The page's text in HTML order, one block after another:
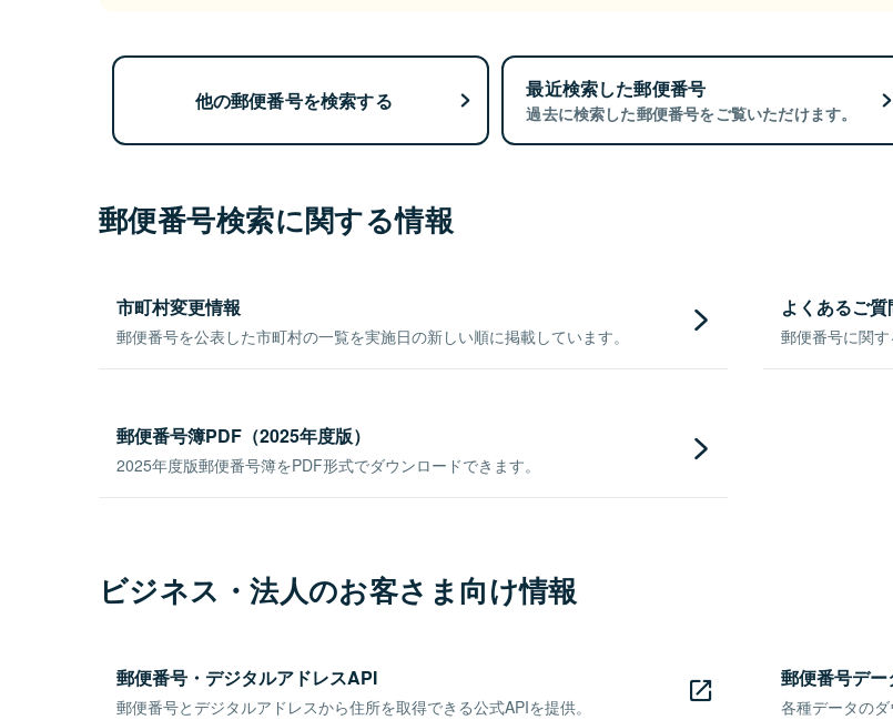
他の郵便番号を検索する 最近検索した郵便番号
過去に検索した郵便番号をご覧いただけます。
郵便番号検索に関する情報
市町村変更情報
郵便番号を公表した市町村の一覧を実施日の新しい順に掲載しています。
よくあるご
郵便番号に関す
郵便番号簿PDF（2025年度版）
2025年度版郵便番号簿をPDF形式でダウンロードできます。
ビジネス・法人のお客さま向け情報
郵便番号・デジタルアドレスAPI
郵便番号とデジタルアドレスから住所を取得できる公式APIを提供。
郵便番号デ
各種データの